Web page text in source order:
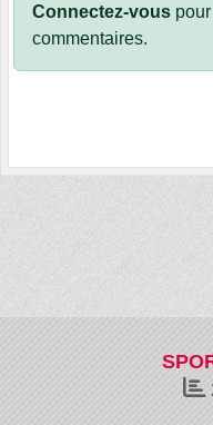
Connectez-vous
commentaires.